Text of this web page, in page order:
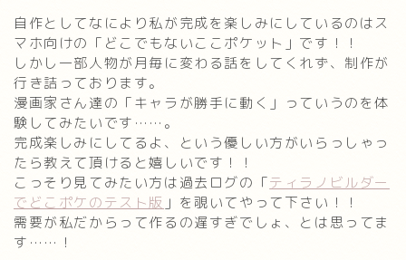
自作としてなにより私が完成を楽しみにしているのはス
マホ向けの「どこでもないここポケット」です！！
しかし一部人物が月毎に変わる話をしてくれず、制作が
行き詰っております。
漫画家さん達の「キャラが勝手に動く」っていうのを体
験してみたいです……。
完成楽しみにしてるよ、という優しい方がいらっしゃっ
たら教えて頂けると嬉しいです！！
こっそり見てみたい方は過去ログの「ティラノビルダー
でどこポケのテスト版 」を覗いてやって下さい！！
需要が私だからって作るの遅すぎでしょ、とは思ってま
す……！